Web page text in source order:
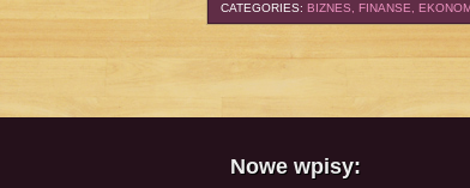
CATEGORIES: BIZNES, FINANSE,
Nowe wpisy: